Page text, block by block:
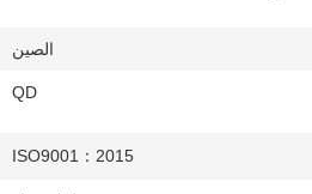
الصين
QD
ISO9001：2015